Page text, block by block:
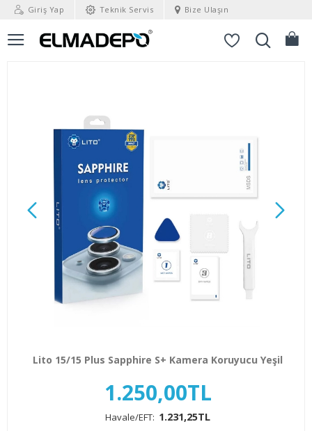
Giriş Yap Teknik Servis Bize Ulaşın
Lito 15/15 Plus Sapphire S+ Kamera Koruyucu Yeşil
1.250,00TL
Havale/EFT: 1.231,25TL